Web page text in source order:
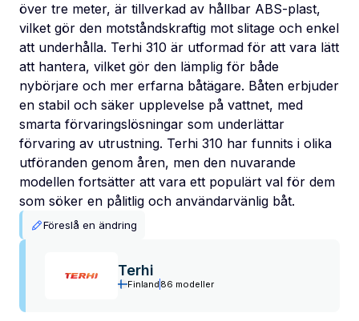
över tre meter, är tillverkad av hållbar ABS-plast,
vilket gör den motståndskraftig mot slitage och enkel
att underhålla. Terhi 310 är utformad för att vara lätt
att hantera, vilket gör den lämplig för både
nybörjare och mer erfarna båtägare. Båten erbjuder
en stabil och säker upplevelse på vattnet, med
smarta förvaringslösningar som underlättar
förvaring av utrustning. Terhi 310 har funnits i olika
utföranden genom åren, men den nuvarande
modellen fortsätter att vara ett populärt val för dem
som söker en pålitlig och användarvänlig båt.
Föreslå en ändring
Terhi
Finland 86 modeller